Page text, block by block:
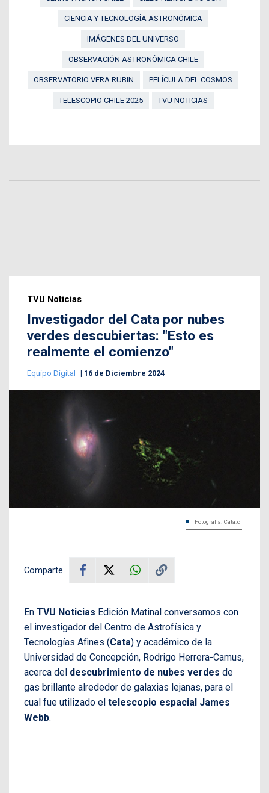
CIENCIA Y TECNOLOGÍA ASTRONÓMICA
IMÁGENES DEL UNIVERSO
OBSERVACIÓN ASTRONÓMICA CHILE
OBSERVATORIO VERA RUBIN PELÍCULA DEL COSMOS
TELESCOPIO CHILE 2025 TVU NOTICIAS
TVU Noticias
Investigador del Cata por nubes
verdes descubiertas: "Esto es
realmente el comienzo"
Equipo Digital 16 de Diciembre 2024
Fotografía: Cata.cl
Comparte
En TVU Noticias Edición Matinal conversamos con
el investigador del Centro de Astrofísica y
Tecnologías Afines (Cata) y académico de la
Universidad de Concepción, Rodrigo Herrera-Camus,
acerca del descubrimiento de nubes verdes de
gas brillante alrededor de galaxias lejanas, para el
cual fue utilizado el telescopio espacial James
Webb.